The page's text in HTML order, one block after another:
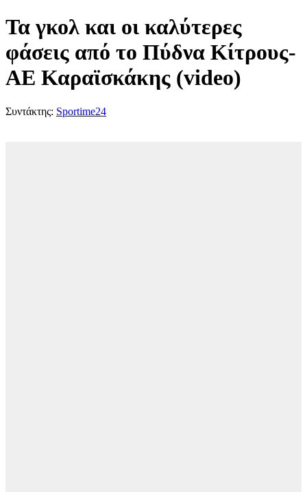
Τα γκολ και οι καλύτερες
φάσεις από το Πύδνα Κίτρους-
ΑΕ Καραϊσκάκης (video)
Συντάκτης: Sportime24